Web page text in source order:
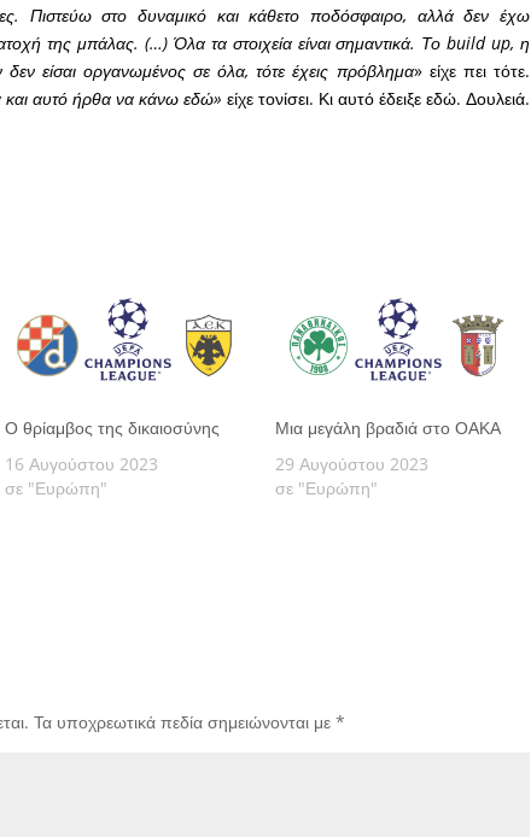
Πιστεύω στο δυναμικό και κάθετο ποδόσφαιρο, αλλά δεν έχω
της μπάλας. (…) Όλα τα στοιχεία είναι σημαντικά. Το build up, η
δεν είσαι οργανωμένος σε όλα, τότε έχεις πρόβλημα» είχε πει τότε.
και αυτό ήρθα να κάνω εδώ» είχε τονίσει. Κι αυτό έδειξε εδώ. Δουλειά.
Ο θρίαμβος της δικαιοσύνης
16 Αυγούστου 2023
σε "Ευρώπη"
Μια μεγάλη βραδιά στο ΟΑΚΑ
29 Αυγούστου 2023
σε "Ευρώπη"
Τα υποχρεωτικά πεδία σημειώνονται με *